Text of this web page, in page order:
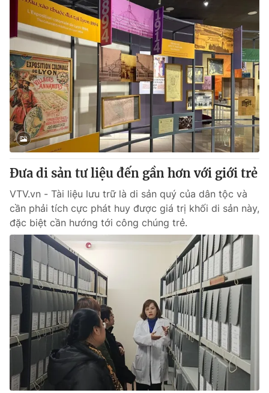
Đưa di sản tư liệu đến gần hơn với giới trẻ
VTV.vn - Tài liệu lưu trữ là di sản quý của dân tộc và
cần phải tích cực phát huy được giá trị khối di sản này,
đặc biệt cần hướng tới công chúng trẻ.